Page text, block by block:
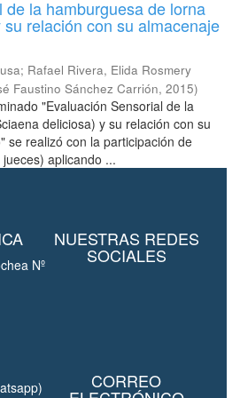
de la hamburguesa de lorna
relación con su almacenaje
; Rafael Rivera, Elida Rosmery
Faustino Sánchez Carrión, 2015)
"Evaluación Sensorial de la
deliciosa) y su relación con su
se realizó con la participación de
aplicando ...
Nº
NUESTRAS REDES
SOCIALES
CORREO